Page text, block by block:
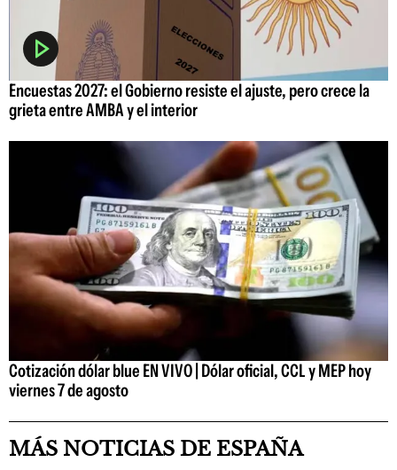
Encuestas 2027: el Gobierno resiste el ajuste, pero crece la
grieta entre AMBA y el interior
Cotización dólar blue EN VIVO | Dólar oficial, CCL y MEP hoy
viernes 7 de agosto
MÁS NOTICIAS DE ESPAÑA